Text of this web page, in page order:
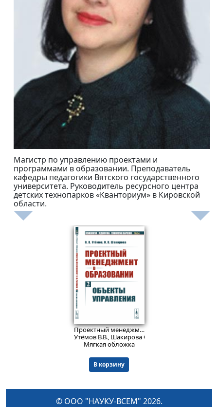
Магистр по управлению проектами и
программами в образовании. Преподаватель
кафедры педагогики Вятского государственного
университета. Руководитель ресурсного центра
детских технопарков «Кванториум» в Кировской
области.
Проектный менеджмент в образовании. Книга 2: Объекты управления.
Утёмов В.В., Шакирова О.В.
Мягкая обложка
В корзину
© ООО "НАУКУ-ВСЕМ" 2026.